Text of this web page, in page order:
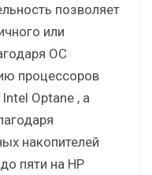
позволяет
или
ОС
процессоров
Optane , а
накопителей
пяти на HP